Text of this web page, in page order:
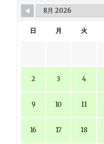
日 月 火
2 3 4
9 10 11
16 17 18